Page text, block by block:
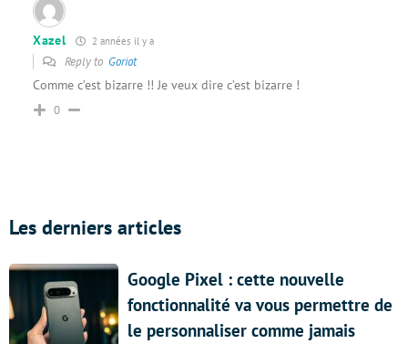
Xazel 2 années il y a
Reply to Goriot
Comme c’est bizarre !! Je veux dire c’est bizarre !
0
Les derniers articles
Google Pixel : cette nouvelle
fonctionnalité va vous permettre de
le personnaliser comme jamais